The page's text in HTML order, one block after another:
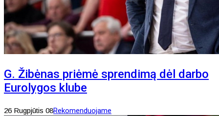
G. Žibėnas priėmė sprendimą dėl darbo
Eurolygos klube
26 Rugpjūtis 08Rekomenduojame